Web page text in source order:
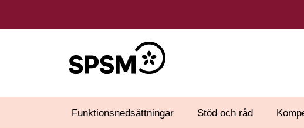
Funktionsnedsättningar Stöd och råd